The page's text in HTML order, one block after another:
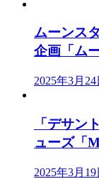
ムーンス
企画「ム
2025年3月24
「デサン
ューズ「
2025年3月19